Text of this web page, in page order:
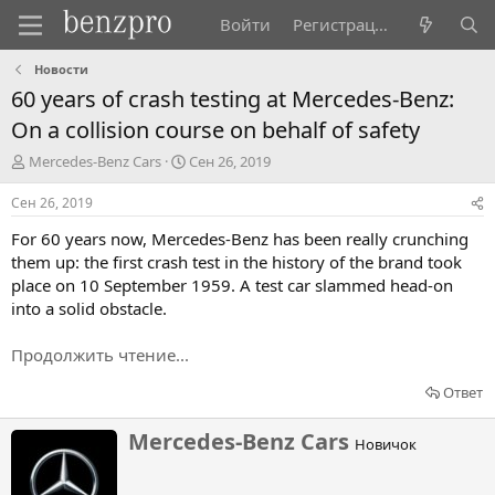
Войти Регистрация
Новости
60 years of crash testing at Mercedes-Benz:
On a collision course on behalf of safety
А
в
т
о
р
т
е
м
ы
Mercedes-Benz Cars
Д
а
а
н
а
ч
Сен 26, 2019
Сен 26, 2019
For 60 years now, Mercedes-Benz has been really crunching
them up: the first crash test in the history of the brand took
place on 10 September 1959. A test car slammed head-on
into a solid obstacle.
Продолжить чтение...
Ответ
Н
аMercedes-Benz Cars Новичок